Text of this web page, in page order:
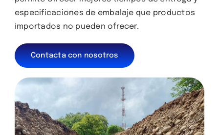
especificaciones de embalaje que productos
importados no pueden ofrecer.
Contacta con nosotros